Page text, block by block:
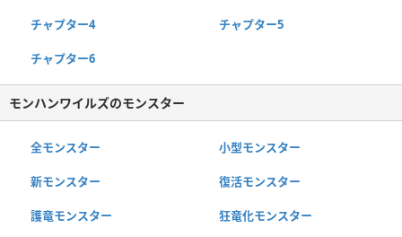
チャプター4 チャプター5
チャプター6
モンハンワイルズのモンスター
全モンスター 小型モンスター
新モンスター 復活モンスター
護竜モンスター 狂竜化モンスター